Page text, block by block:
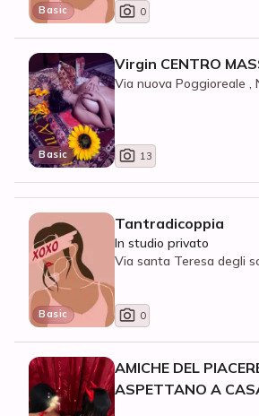
Basic 0
Basic
Virgin CENTRO
Via nuova Poggioreale ,
13
Basic
Tantradicoppia
In studio privato
Via santa Teresa degli
0
AMICHE DEL
ASPETTANO A